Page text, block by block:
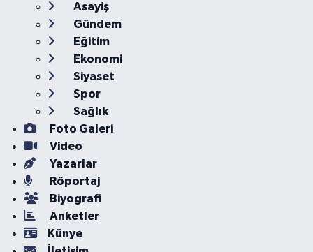
Asayiş
Gündem
Eğitim
Ekonomi
Siyaset
Spor
Sağlık
Foto Galeri
Video
Yazarlar
Röportaj
Biyografi
Anketler
Künye